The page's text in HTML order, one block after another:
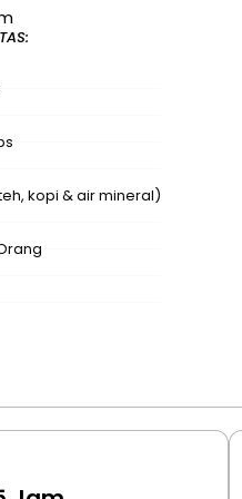
kopi & air mineral)